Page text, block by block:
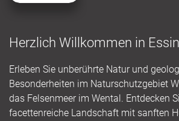
Herzlich Willkommen in
Erleben Sie unberührte Natur und
Besonderheiten im Naturschutzgebiet
das Felsenmeer im Wental. Entdecken
facettenreiche Landschaft mit sanften